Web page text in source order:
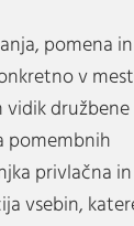
pomena in
v
vidik družbene
pomembnih
privlačna in
vsebin,